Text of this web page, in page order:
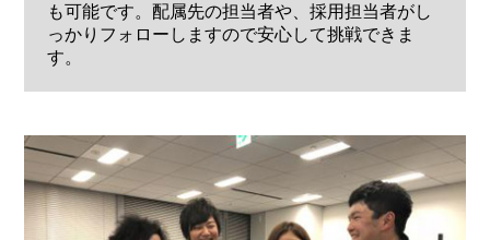
も可能です。配属先の担当者や、採用担当者がし
っかりフォローしますので安心して挑戦できま
す。